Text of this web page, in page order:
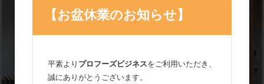
【お盆休業のお知らせ】
平素より プロフーズビジネスをご利用いただき、
誠にありがとうございます。